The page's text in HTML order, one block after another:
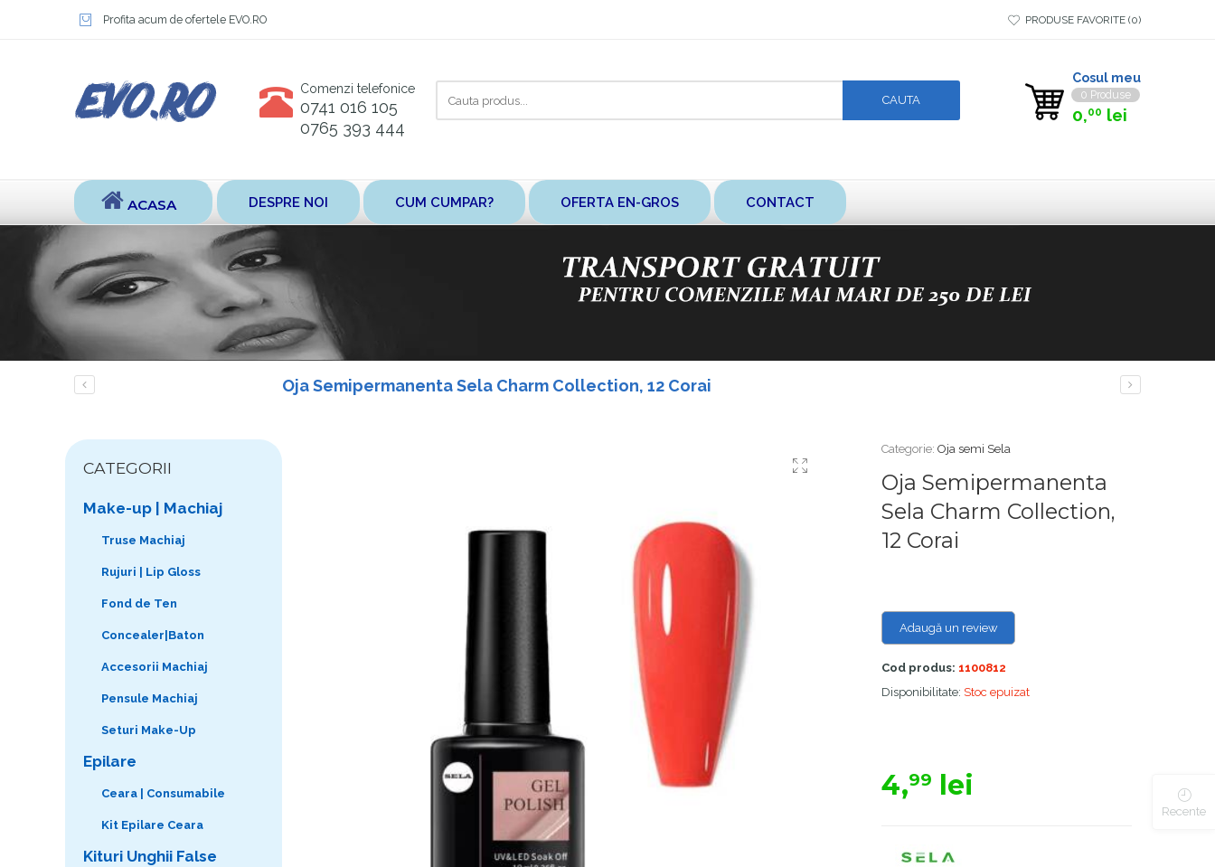
Profita acum de ofertele EVO.RO PRODUSE FAVORITE 0
Comenzi telefonice
0741 016 105
0765 393 444
aici
Cosul meu
0 Produse
0,00 lei
ACASA DESPRE NOI CUM CUMPAR? OFERTA EN-GROS CONTACT
Oja Semipermanenta Sela Charm Collection, 12 Corai
Categorie:Oja semi Sela
Oja Semipermanenta
Sela Charm Collection,
12 Corai
Adaugă un review
Cod produs: 1100812
Disponibilitate: Stoc epuizat
4,99 lei
CATEGORII
Make-up | Machiaj
Truse Machiaj
Rujuri | Lip Gloss
Fond de Ten
Concealer|Baton
Accesorii Machiaj
Pensule Machiaj
Seturi Make-Up
Epilare
Ceara | Consumabile
Kit Epilare Ceara
Kituri Unghii False
Recente